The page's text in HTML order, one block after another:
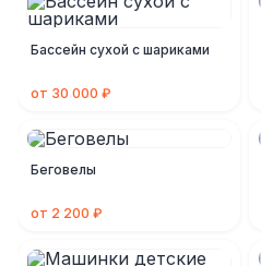
Бассейн сухой с шариками
от 30 000 ₽
Беговелы
от 2 200 ₽